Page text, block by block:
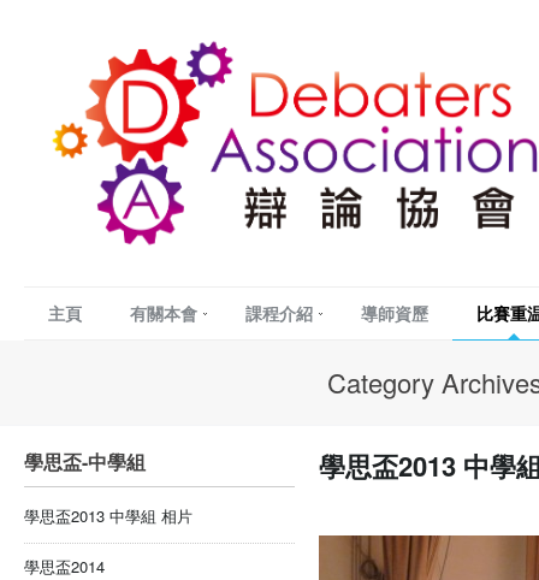
主頁 有關本會 課程介紹 導師資歷 比賽重
Category
學思盃2013 中學
學思盃-中學組
學思盃2013 中學組 相片
學思盃2014